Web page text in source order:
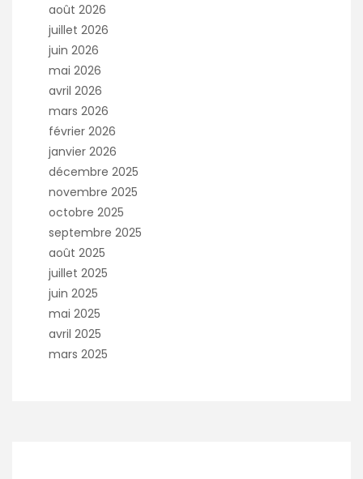
août 2026
juillet 2026
juin 2026
mai 2026
avril 2026
mars 2026
février 2026
janvier 2026
décembre 2025
novembre 2025
octobre 2025
septembre 2025
août 2025
juillet 2025
juin 2025
mai 2025
avril 2025
mars 2025